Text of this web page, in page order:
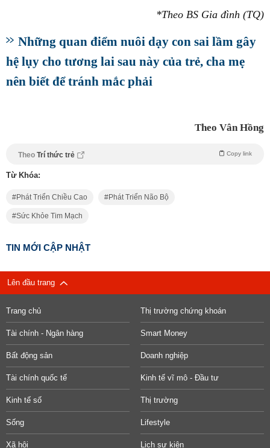
*Theo BS Gia đình (TQ)
Những quan điểm nuôi dạy con sai lầm gây
hệ lụy cho tương lai sau này của trẻ, cha mẹ
nên biết để tránh mắc phải
Theo Vân Hồng
Theo Trí thức trẻ Copy link
Từ Khóa:
Phát Triển Chiều Cao Phát Triển Não Bộ
Sức Khỏe Tim Mạch
TIN MỚI CẬP NHẬT
Lên đầu trang
Trang chủ Thị trường chứng khoán
Tài chính - Ngân hàng Smart Money
Bất động sản Doanh nghiệp
Tài chính quốc tế Kinh tế vĩ mô - Đầu tư
Kinh tế số Thị trường
Sống Lifestyle
Xã hội Lịch sự kiện